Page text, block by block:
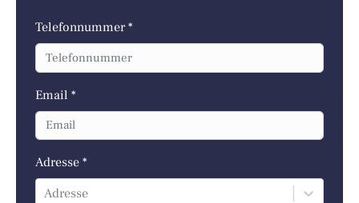
Telefonnummer *
Email *
Adresse *
Adresse